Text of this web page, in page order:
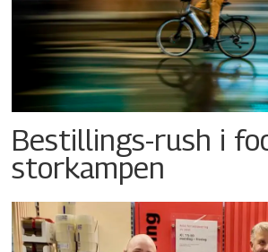
Bestillings-rush i
storkampen